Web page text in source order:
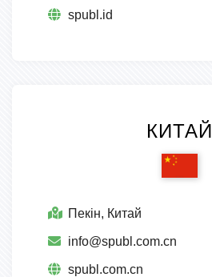
spubl.id
КИТАЙ
Пекін, Китай
info@spubl.com.cn
spubl.com.cn